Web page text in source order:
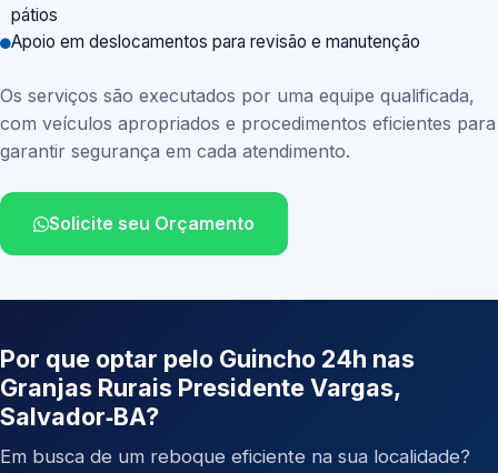
pátios
Apoio em deslocamentos para revisão e manutenção
Os serviços são executados por uma equipe qualificada,
com veículos apropriados e procedimentos eficientes para
garantir segurança em cada atendimento.
Solicite seu Orçamento
Por que optar pelo Guincho 24h nas
Granjas Rurais Presidente Vargas,
Salvador‑BA?
Em busca de um reboque eficiente na sua localidade?